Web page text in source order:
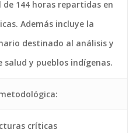
144 horas repartidas en
Además incluye la
destinado al análisis y
y pueblos indígenas.
críticas